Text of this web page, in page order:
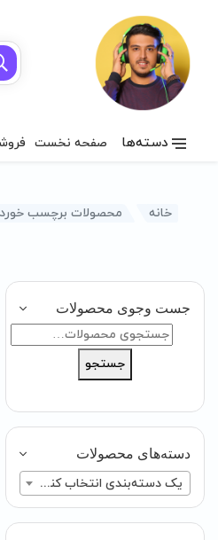
دسته‌ها صفحه نخست
خانه محصولات برچسب
جست وجوی محصولات
جستجو
جستجو
دسته‌های محصولات
یک دسته‌بندی انتخاب کنید